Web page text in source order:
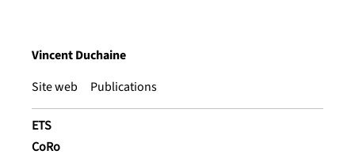
Vincent Duchaine
Site web
Publications
ETS
CoRo